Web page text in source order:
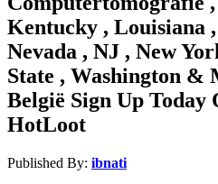
Kentucky , Louisiana
Nevada , NJ , New
State , Washington &
België Sign Up Today
HotLoot
Published By: ibnati